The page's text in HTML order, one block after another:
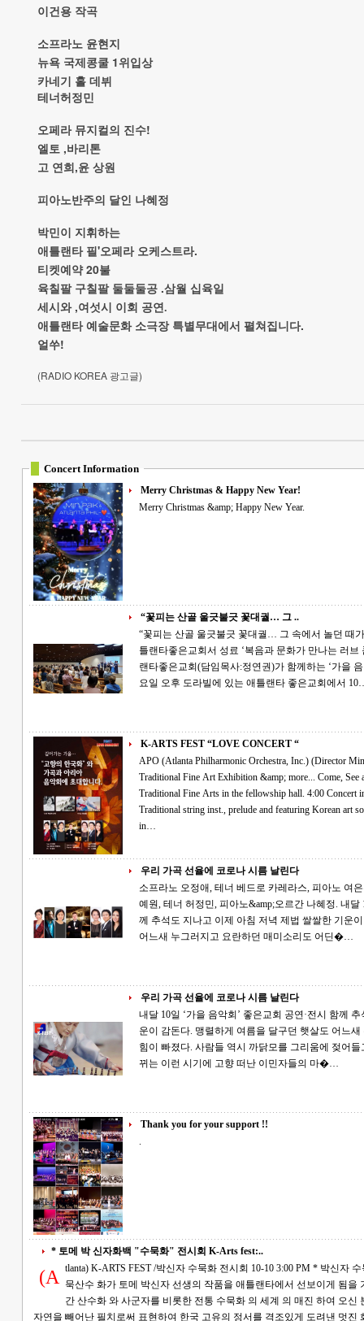
이건용 작곡
소프라노 윤현지
뉴욕 국제콩쿨 1 위입상
카네기
홀 데뷔
테너허정민
오페라 뮤지컬의 진수!
엘토 ,바리톤
고 연희 ,윤 상원
피아노반주의 달인 나혜정
박민이
지휘하는
애틀랜타 필'오페라 오케스트라.
티켓예약20불
육칠팔 구칠팔 둘둘둘공 .삼월 십육일
세시와,여섯시 이회 공연.
애틀랜타 예술문화 소극장 특별무대에서 펼쳐집니다.
얼쑤!
(RADIO KOREA 광고글)
Concert Information
Merry Christmas & Happy New Year!
Merry Christmas &amp; Happy New Year.
“꽃피는 산골 울긋불긋 꽃대궐… 그 ..
“꽃피는 산골 울긋불긋 꽃대궐… 그 속에서 놀던 때가 그립습니다” APO문
틀랜타좋은교회서 성료 ‘복음과 문화가 만나는 러브 콘서트’. APO문화재단(단장:박민)과 애틀
랜타좋은교회(담임목사:정연권)가 함께하는 ‘가을
요일 오후 도라빌에 있는 애틀랜타 좋은교회에서
K-ARTS FEST “LOVE CONCERT “
APO (Atlanta Philharmonic Orchestra, Inc.) (Director Min Pak) presents: K-
Traditional Fine Art Exhibition &amp; more... Come, See and Enjoy~ 3:30 Door open for Korean
Traditional Fine Arts in the fellowship hall. 4:00 Concert in the main sanctuary with GaYaGum, Korean
Traditional string inst., prelude and featuring Korean art songs and opera arias. at Atlanta Good Church
in…
우리 가곡 선율에 코로나 시름 날린다
소프라노 오정애, 테너 베드로 카레라스, 피아노 여
예원, 테너 허정민, 피아노&amp;오르간 나혜정. 내달 10일 ‘가을 음악회’ 좋은교회 공연·전시 함
께 추석도 지나고 이제 아침 저녁 제법 쌀쌀한 기운이 감돈다. 맹렬하게 여름을 달구던 햇살도
어느새 누그러지고 요란하던 매미소리도 어딘�…
우리 가곡 선율에 코로나 시름 날린다
내달 10일 ‘가을 음악회’ 좋은교회 공연·전시 함께 추석도 지나고 이제 아침 저녁 제법 쌀쌀한 기
운이 감돈다. 맹렬하게 여름을 달구던 햇살도 어느
힘이 빠졌다. 사람들 역시 까닭모를 그리움에 젖어들고 아
뀌는 이런 시기에 고향 떠난 이민자들의 마�…
Thank you for your support !!
.
* 토메 박 신자화백 "수묵화" 전시회 K-Arts fest:..
(A
tlanta) K-ARTS FEST /박신자 수묵화 전시회 10-10 3:00 PM * 박신자 수묵화 전시회에 초대 합니다. 한국의 저명한 수
묵산수 화가 토메 박신자 선생의 작품을 애틀랜타에서 선보이게 됨을 기쁘게 생각합니다.
간 산수화 와 사군자를 비롯한 전통 수묵화 의 세계 의 매진 하여 오신 분으로써 그의 작품 세계는 한
자연을 빼어난 필치로써 표현하여 한국 고유의 정서를 격조있게 도려낸 멋진